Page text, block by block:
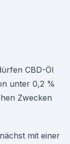
CBD-Öl
unter 0,2 %
Zwecken
mit einer